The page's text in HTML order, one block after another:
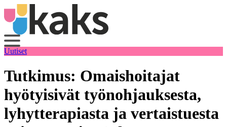
Siirry
sisältöön
Uutiset
Tutkimus: Omaishoitajat
hyötyisivät työnohjauksesta,
lyhytterapiasta ja vertaistuesta